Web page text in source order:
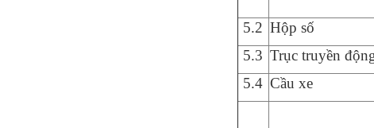
5.2 Hộp số
5.3 Trục truyền
5.4 Cầu xe